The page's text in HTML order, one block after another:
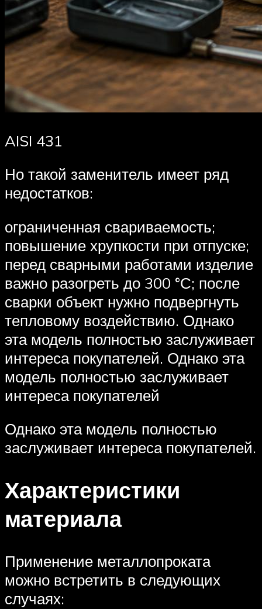
AISI 431
Но такой заменитель имеет ряд
недостатков:
ограниченная свариваемость;
повышение хрупкости при отпуске;
перед сварными работами изделие
важно разогреть до 300 °С; после
сварки объект нужно подвергнуть
тепловому воздействию. Однако
эта модель полностью заслуживает
интереса покупателей. Однако эта
модель полностью заслуживает
интереса покупателей
Однако эта модель полностью
заслуживает интереса покупателей.
Характеристики
материала
Применение металлопроката
можно встретить в следующих
случаях: